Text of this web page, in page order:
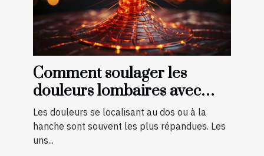
Comment soulager les
douleurs lombaires avec
quelques exercices ?
Les douleurs se localisant au dos ou à la
hanche sont souvent les plus répandues. Les
uns...